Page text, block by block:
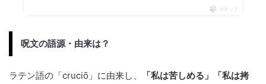
ポチップ
呪文の語源・由来は？
ラテン語の「cruciō」に由来し、
「私は苦しめる」「私は拷